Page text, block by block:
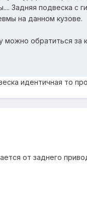
Задняя подвеска с
на данном кузове.
можно обратиться за
идентичная то
от заднего